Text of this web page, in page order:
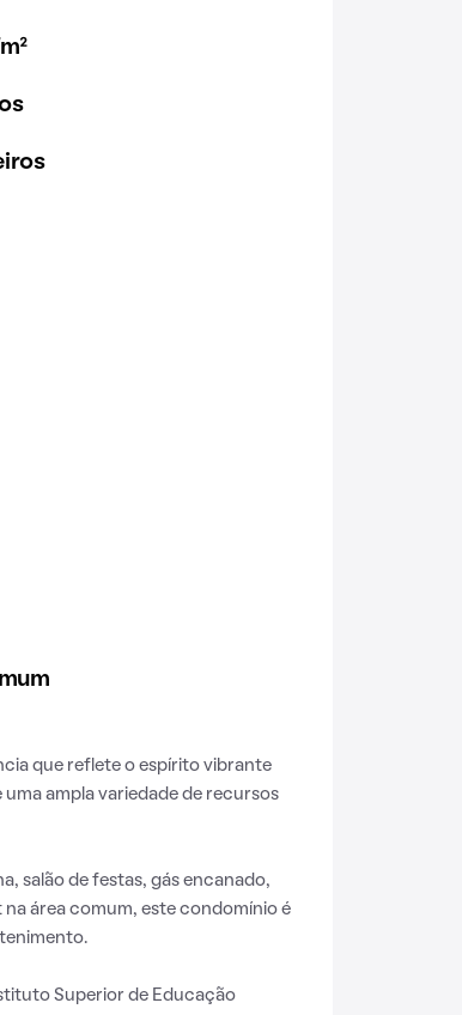
que reflete o espírito vibrante
uma ampla variedade de recursos
salão de festas, gás encanado,
área comum, este condomínio é
Superior de Educação